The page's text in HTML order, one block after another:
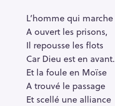
L’homme qui marche
A ouvert les prisons,
Il repousse les flots
Car Dieu est en avant.
Et la foule en Moïse
A trouvé le passage
Et scellé une alliance